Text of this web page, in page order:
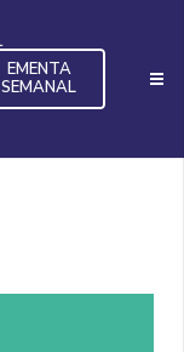
EMENTA
SEMANAL